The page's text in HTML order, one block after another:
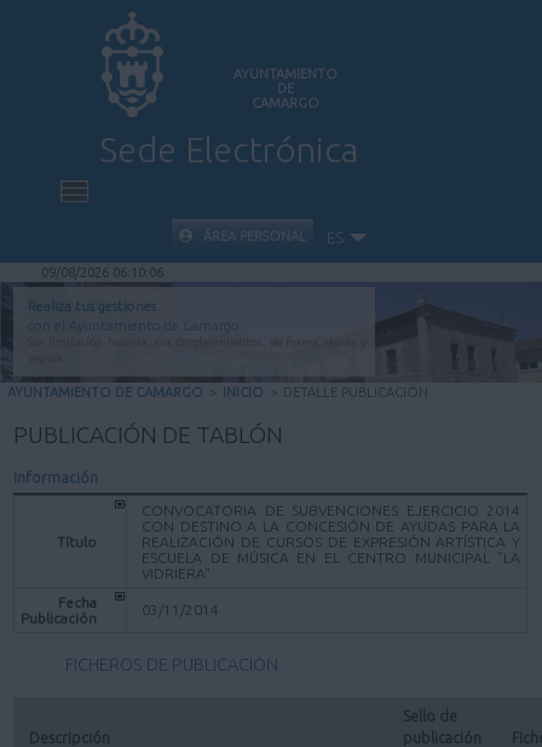
AYUNTAMIENTO
DE
CAMARGO
Sede Electrónica
INICIO
INFORMACIÓN PÚBLICA
CARPETA CIUDADANA
VALIDACIÓN DE DOCUMENTOS
ÁREA PERSONAL ES
09/08/2026 06:10:06
Realiza tus gestiones
con el Ayuntamiento de Camargo
AYUNTAMIENTO DE CAMARGO > INICIO > DETALLE PUBLICACIÓN
PUBLICACIÓN DE TABLÓN
Información
Título
CONVOCATORIA DE SUBVENCIONES EJERCICIO 2014
CON DESTINO A LA CONCESIÓN DE AYUDAS PARA LA
REALIZACIÓN DE CURSOS DE EXPRESIÓN ARTÍSTICA Y
ESCUELA DE MÚSICA EN EL CENTRO MUNICIPAL "LA
VIDRIERA"
Fecha
Publicación
03/11/2014
FICHEROS DE PUBLICACIÓN
Descripción
Sello de
publicación